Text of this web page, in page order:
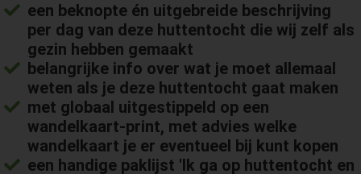
een beknopte én uitgebreide beschrijving
per dag van deze huttentocht die wij zelf als
gezin hebben gemaakt
belangrijke info over wat je moet allemaal
weten als je deze huttentocht gaat maken
met globaal uitgestippeld op een
wandelkaart-print, met advies welke
wandelkaart je er eventueel bij kunt kopen
een handige paklijst 'Ik ga op huttentocht en